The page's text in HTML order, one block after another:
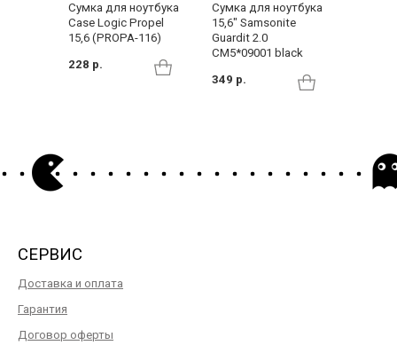
Сумка для ноутбука
Case Logic Propel
15,6 (PROPA-116)
228 р.
Сумка для ноутбука
15,6" Samsonite
Guardit 2.0
CM5*09001 black
349 р.
СЕРВИС
Доставка и оплата
Гарантия
Договор оферты